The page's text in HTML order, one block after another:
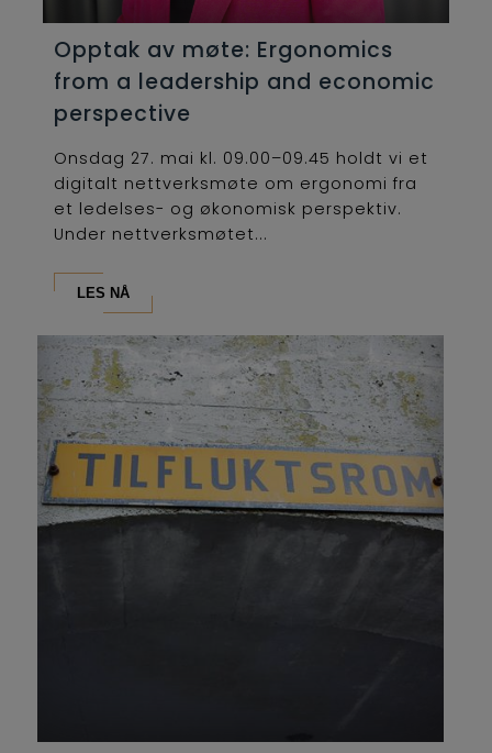
Opptak av møte: Ergonomics
from a leadership and economic
perspective
Onsdag 27. mai kl. 09.00–09.45 holdt vi et
digitalt nettverksmøte om ergonomi fra
et ledelses- og økonomisk perspektiv.
Under nettverksmøtet...
LES NÅ